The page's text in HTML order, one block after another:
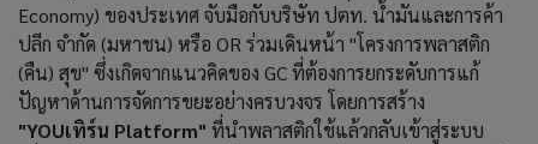
Economy) ของประเทศ จับมือกับบริษัท ปตท. น้ำมันและการค้า
ปลีก จำกัด (มหาชน) หรือ OR ร่วมเดินหน้า "โครงการพลาสติก
(คืน) สุข" ซึ่งเกิดจากแนวคิดของ GC ที่ต้องการยกระดับการแก้
ปัญหาด้านการจัดการขยะอย่างครบวงจร โดยการสร้าง
"YOUเทิร์น Platform" ที่นำพลาสติกใช้แล้วกลับเข้าสู่ระบบ